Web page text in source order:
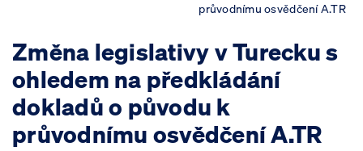
průvodnímu osvědčení A.TR
Změna legislativy v Turecku s
ohledem na předkládání
dokladů o původu k
průvodnímu osvědčení A.TR